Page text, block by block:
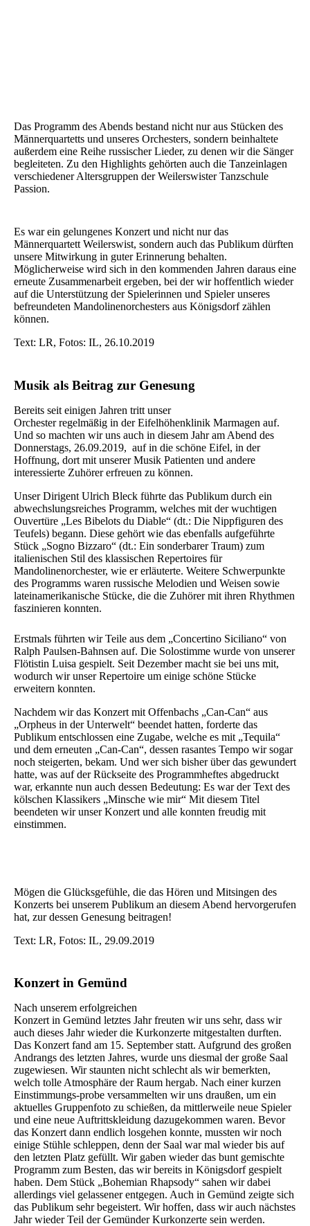
Das Programm des Abends bestand nicht nur aus Stücken des
Männerquartetts und unseres Orchesters, sondern beinhaltete
außerdem eine Reihe russischer Lieder, zu denen wir die Sänger
begleiteten. Zu den Highlights gehörten auch die Tanzeinlagen
verschiedener Altersgruppen der Weilerswister Tanzschule
Passion.
Es war ein gelungenes Konzert und nicht nur das
Männerquartett Weilerswist, sondern auch das Publikum dürften
unsere Mitwirkung in guter Erinnerung behalten.
Möglicherweise wird sich in den kommenden Jahren daraus eine
erneute Zusammenarbeit ergeben, bei der wir hoffentlich wieder
auf die Unterstützung der Spielerinnen und Spieler unseres
befreundeten Mandolinenorchesters aus Königsdorf zählen
können.
Text: LR, Fotos: IL, 26.10.2019
Musik als Beitrag zur Genesung
Bereits seit einigen Jahren tritt unser
Orchester regelmäßig in der Eifelhöhenklinik Marmagen auf.
Und so machten wir uns auch in diesem Jahr am Abend des
Donnerstags, 26.09.2019, auf in die schöne Eifel, in der
Hoffnung, dort mit unserer Musik Patienten und andere
interessierte Zuhörer erfreuen zu können.
Unser Dirigent Ulrich Bleck führte das Publikum durch ein
abwechslungsreiches Programm, welches mit der wuchtigen
Ouvertüre „Les Bibelots du Diable“ (dt.: Die Nippfiguren des
Teufels) begann. Diese gehört wie das ebenfalls aufgeführte
Stück „Sogno Bizzaro“ (dt.: Ein sonderbarer Traum) zum
italienischen Stil des klassischen Repertoires für
Mandolinenorchester, wie er erläuterte. Weitere Schwerpunkte
des Programms waren russische Melodien und Weisen sowie
lateinamerikanische Stücke, die die Zuhörer mit ihren Rhythmen
faszinieren konnten.
Erstmals führten wir Teile aus dem „Concertino Siciliano“ von
Ralph Paulsen-Bahnsen auf. Die Solostimme wurde von unserer
Flötistin Luisa gespielt. Seit Dezember macht sie bei uns mit,
wodurch wir unser Repertoire um einige schöne Stücke
erweitern konnten.
Nachdem wir das Konzert mit Offenbachs „Can-Can“ aus
„Orpheus in der Unterwelt“ beendet hatten, forderte das
Publikum entschlossen eine Zugabe, welche es mit „Tequila“
und dem erneuten „Can-Can“, dessen rasantes Tempo wir sogar
noch steigerten, bekam. Und wer sich bisher über das gewundert
hatte, was auf der Rückseite des Programmheftes abgedruckt
war, erkannte nun auch dessen Bedeutung: Es war der Text des
kölschen Klassikers „Minsche wie mir“ Mit diesem Titel
beendeten wir unser Konzert und alle konnten freudig mit
einstimmen.
Mögen die Glücksgefühle, die das Hören und Mitsingen des
Konzerts bei unserem Publikum an diesem Abend hervorgerufen
hat, zur dessen Genesung beitragen!
Text: LR, Fotos: IL, 29.09.2019
Konzert in Gemünd
Nach unserem erfolgreichen
Konzert in Gemünd letztes Jahr freuten wir uns sehr, dass wir
auch dieses Jahr wieder die Kurkonzerte mitgestalten durften.
Das Konzert fand am 15. September statt. Aufgrund des großen
Andrangs des letzten Jahres, wurde uns diesmal der große Saal
zugewiesen. Wir staunten nicht schlecht als wir bemerkten,
welch tolle Atmosphäre der Raum hergab. Nach einer kurzen
Einstimmungs-probe versammelten wir uns draußen, um ein
aktuelles Gruppenfoto zu schießen, da mittlerweile neue Spieler
und eine neue Auftrittskleidung dazugekommen waren. Bevor
das Konzert dann endlich losgehen konnte, mussten wir noch
einige Stühle schleppen, denn der Saal war mal wieder bis auf
den letzten Platz gefüllt. Wir gaben wieder das bunt gemischte
Programm zum Besten, das wir bereits in Königsdorf gespielt
haben. Dem Stück „Bohemian Rhapsody“ sahen wir dabei
allerdings viel gelassener entgegen. Auch in Gemünd zeigte sich
das Publikum sehr begeistert. Wir hoffen, dass wir auch nächstes
Jahr wieder Teil der Gemünder Kurkonzerte sein werden.